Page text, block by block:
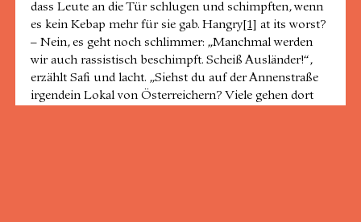
dass Leute an die Tür schlugen und schimpften, wenn
es kein Kebap mehr für sie gab. Hangry[1] at its worst?
– Nein, es geht noch schlimmer: „Manchmal werden
wir auch rassistisch beschimpft. Scheiß Ausländer!“,
erzählt Safi und lacht. „Siehst du auf der Annenstraße
irgendein Lokal von Österreichern? Viele gehen dort